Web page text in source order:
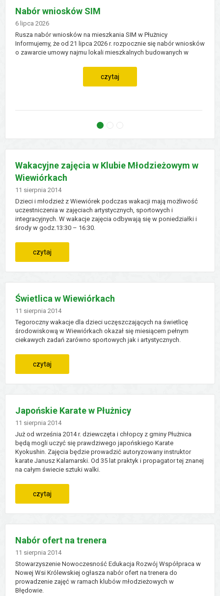
Nabór wniosków SIM
Zwrot podatku akcyzowego
PROGRAM WSPIERANIA
Nabór wniosków SIM
Dodano
6 lipca 2026
Rusza nabór wniosków na mieszkania SIM w Płużnicy
Informujemy, że od 21 lipca 2026 r. rozpocznie się nabór wniosków
o zawarcie umowy najmu lokali mieszkalnych budowanych w
Wąbrzeźno, przy ul. Grudziądzkiej 9. ...
czytaj
Wakacyjne zajęcia w Klubie Młodzieżowym w
Wiewiórkach
Dodano
11 sierpnia 2014
Dzieci i młodzież z Wiewiórek podczas wakacji mają możliwość
uczestniczenia w zajęciach artystycznych, sportowych i
integracyjnych. W wakacje zajęcia odbywają się w poniedziałki i
środy w godz.13:30 – 16:30.
czytaj
wakacyjne
w
klubie
Świetlica w Wiewiórkach
Dodano
11 sierpnia 2014
Tegoroczny wakacje dla dzieci uczęszczających na świetlicę
środowiskową w Wiewiórkach okazał się miesiącem pełnym
ciekawych zadań zarówno sportowych jak i artystycznych.
czytaj
świetlica
wiewiórkach
Japońskie Karate w Płużnicy
Dodano
11 sierpnia 2014
Już od września 2014 r. dziewczęta i chłopcy z gminy Płużnica
będą mogli uczyć się prawdziwego japońskiego Karate
Kyokushin. Zajęcia będzie prowadzić autoryzowany instruktor
karate Janusz Kalamarski. Od 35 lat praktyk i propagator tej znanej
na całym świecie sztuki walki.
czytaj
japońskie
w
płużnicy
Nabór ofert na trenera
Dodano
11 sierpnia 2014
Stowarzyszenie Nowoczesność Edukacja Rozwój Współpraca w
Nowej Wsi Królewskiej ogłasza nabór ofert na trenera do
prowadzenie zajęć w ramach klubów młodzieżowych w
Błędowie.